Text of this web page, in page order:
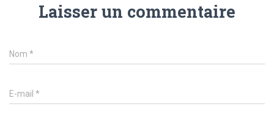
Laisser un commentaire
Nom *
E-mail *